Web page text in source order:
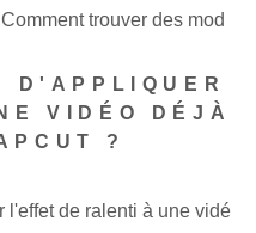
trouver des mod
D'APPLIQUER
VIDÉO DÉJÀ
?
l'effet de ralenti à une vidé